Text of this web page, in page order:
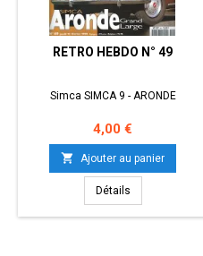
RETRO HEBDO N° 49
Simca SIMCA 9 - ARONDE
Prix
4,00 €
 Ajouter au panier
Détails